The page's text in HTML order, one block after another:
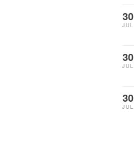
30
JUL
30
JUL
30
JUL